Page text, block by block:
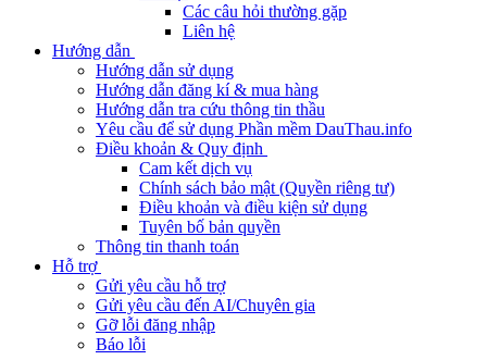
Các câu hỏi thường gặp
Liên hệ
Hướng dẫn
Hướng dẫn sử dụng
Hướng dẫn đăng kí & mua hàng
Hướng dẫn tra cứu thông tin thầu
Yêu cầu để sử dụng Phần mềm DauThau.info
Điều khoản & Quy định
Cam kết dịch vụ
Chính sách bảo mật (Quyền riêng tư)
Điều khoản và điều kiện sử dụng
Tuyên bố bản quyền
Thông tin thanh toán
Hỗ trợ
Gửi yêu cầu hỗ trợ
Gửi yêu cầu đến AI/Chuyên gia
Gỡ lỗi đăng nhập
Báo lỗi